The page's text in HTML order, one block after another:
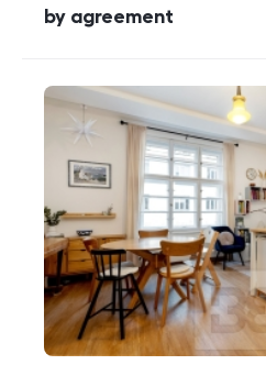
cena
by agreement